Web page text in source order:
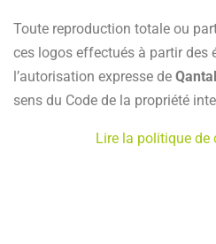
Toute reproduction totale ou
ces logos effectués à partir des
l’autorisation expresse de
sens du Code de la propriété
Lire la politique de